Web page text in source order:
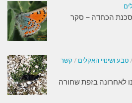
הכחדה – סקר
/ טבע ושינויי האקלים / קשר
לאחרונה בזפת שחורה